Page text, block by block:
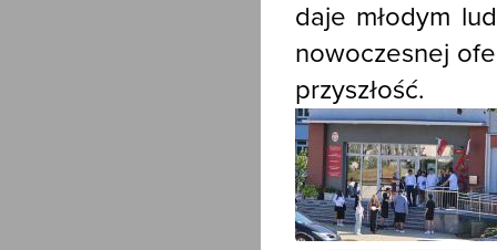
daje młodym
nowoczesnej
przyszłość.